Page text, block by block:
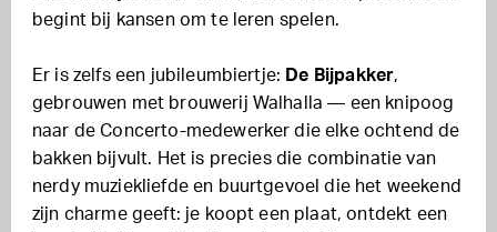
begint bij kansen om te leren spelen.
Er is zelfs een jubileumbiertje: De Bijpakker,
gebrouwen met brouwerij Walhalla — een knipoog
naar de Concerto-medewerker die elke ochtend de
bakken bijvult. Het is precies die combinatie van
nerdy muziekliefde en buurtgevoel die het weekend
zijn charme geeft: je koopt een plaat, ontdekt een